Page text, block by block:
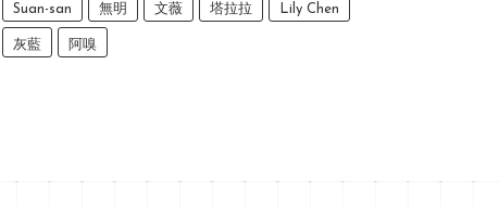
Suan-san 無明 文薇 塔拉拉 Lily Chen
灰藍 阿嗅